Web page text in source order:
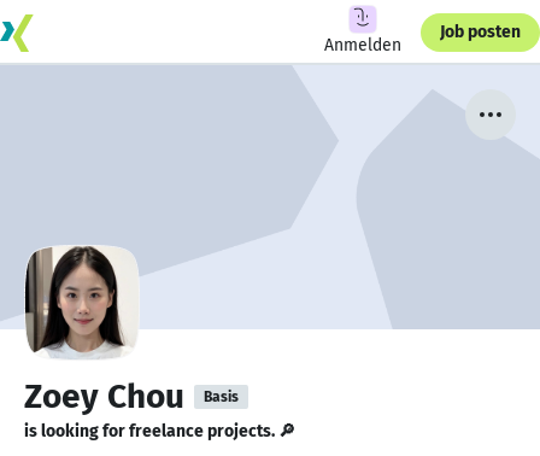
Anmelden
Job posten
Zoey Chou Basis
is looking for freelance projects. 🔎